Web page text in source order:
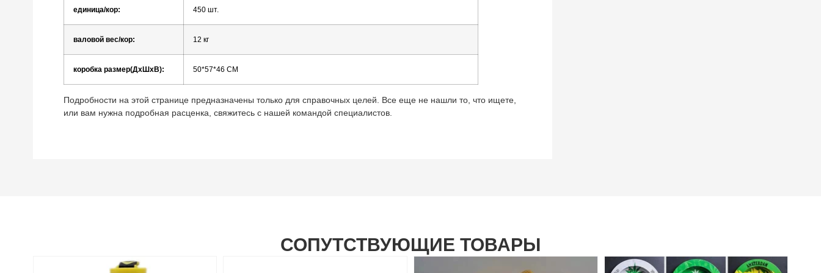
единица/кор: 450 шт.
валовой вес/кор: 12 кг
коробка размер(ДхШхВ): 50*57*46 СМ
Подробности на этой странице предназначены только для справочных целей. Все еще не нашли то, что ищете,
или вам нужна подробная расценка, свяжитесь с нашей командой специалистов.
СОПУТСТВУЮЩИЕ ТОВАРЫ